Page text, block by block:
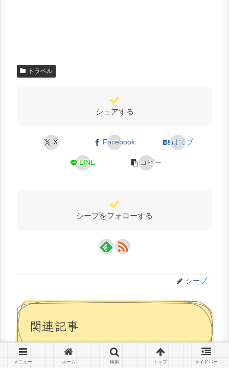
トラベル
シェアする
X Facebook はてブ
LINE コピー
シープをフォローする
シープ
関連記事
メニュー ホーム 検索 トップ サイドバー